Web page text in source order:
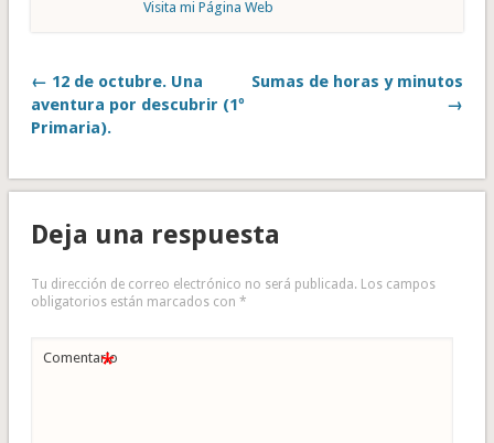
Visita mi Página Web
← 12 de octubre. Una
aventura por descubrir (1º
Primaria).
Sumas de horas y minutos
→
Deja una respuesta
Tu dirección de correo electrónico no será publicada. Los campos
obligatorios están marcados con *
Comentario
*